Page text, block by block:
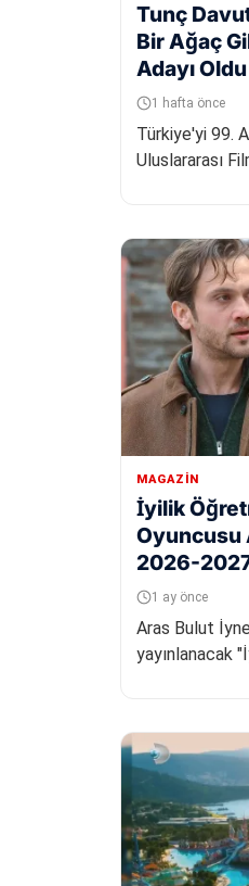
Tunç
Bir Ağaç
Adayı Oldu
1 hafta önce
Türkiye'yi 99.
Uluslararası
MAGAZIN
İyilik
Oyuncusu
2026-
1 ay önce
Aras Bulut
yayınlanacak